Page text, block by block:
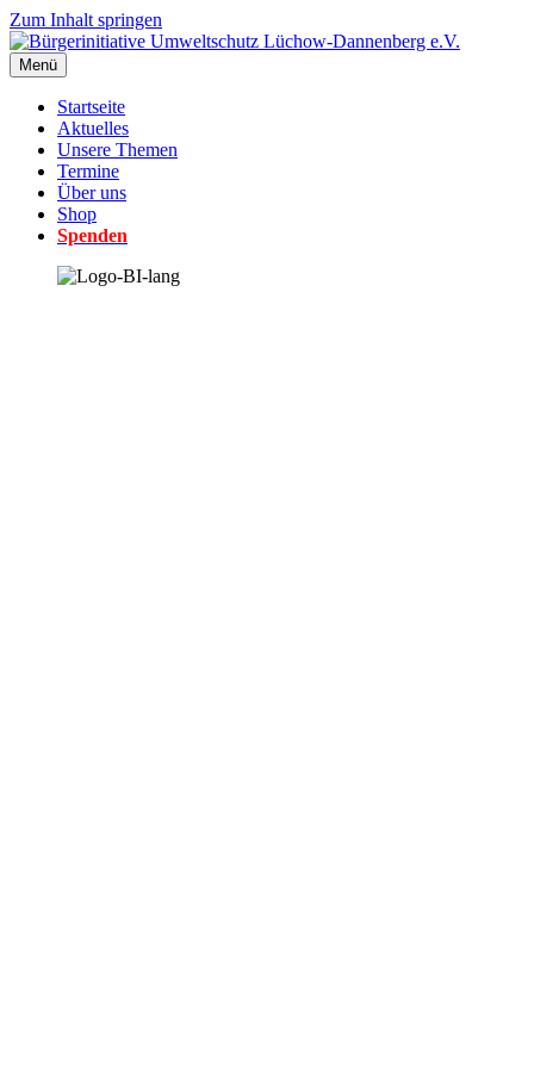
Zum Inhalt springen
Menü
Startseite
Aktuelles
Unsere Themen
Termine
Über uns
Shop
Spenden